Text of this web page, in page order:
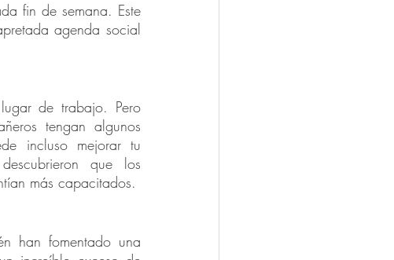
fin de semana. Este
agenda social
de trabajo. Pero
tengan algunos
incluso mejorar tu
descubrieron que los
más capacitados.
han fomentado una